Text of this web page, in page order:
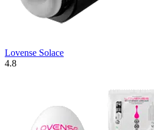
Lovense Solace
4.8